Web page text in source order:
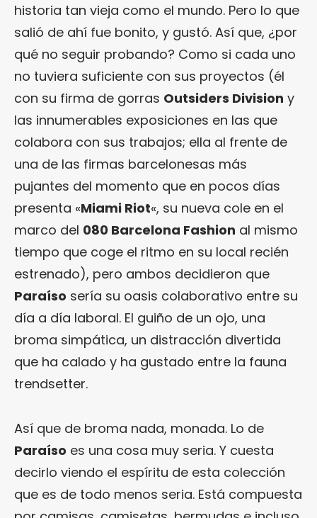
historia tan vieja como el mundo. Pero lo que
salió de ahí fue bonito, y gustó. Así que, ¿por
qué no seguir probando? Como si cada uno
no tuviera suficiente con sus proyectos (él
con su firma de gorras Outsiders Division y
las innumerables exposiciones en las que
colabora con sus trabajos; ella al frente de
una de las firmas barcelonesas más
pujantes del momento que en pocos días
presenta «Miami Riot«, su nueva cole en el
marco del 080 Barcelona Fashion al mismo
tiempo que coge el ritmo en su local recién
estrenado), pero ambos decidieron que
Paraíso sería su oasis colaborativo entre su
día a día laboral. El guiño de un ojo, una
broma simpática, un distracción divertida
que ha calado y ha gustado entre la fauna
trendsetter.
Así que de broma nada, monada. Lo de
Paraíso es una cosa muy seria. Y cuesta
decirlo viendo el espíritu de esta colección
que es de todo menos seria. Está compuesta